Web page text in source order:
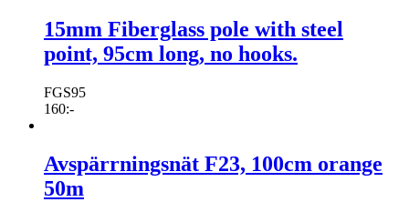
15mm Fiberglass pole with steel
point, 95cm long, no hooks.
FGS95
160:-
Avspärrningsnät F23, 100cm orange
50m